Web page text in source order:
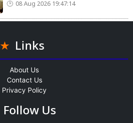
08 Aug 2026 19:47:14
Links
About Us
Contact Us
Privacy Policy
Follow Us